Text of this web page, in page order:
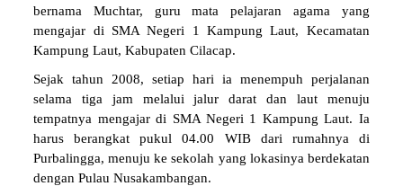
bernama Muchtar, guru mata pelajaran agama yang
mengajar di SMA Negeri 1 Kampung Laut, Kecamatan
Kampung Laut, Kabupaten Cilacap.
Sejak tahun 2008, setiap hari ia menempuh perjalanan
selama tiga jam melalui jalur darat dan laut menuju
tempatnya mengajar di SMA Negeri 1 Kampung Laut. Ia
harus berangkat pukul 04.00 WIB dari rumahnya di
Purbalingga, menuju ke sekolah yang lokasinya berdekatan
dengan Pulau Nusakambangan.